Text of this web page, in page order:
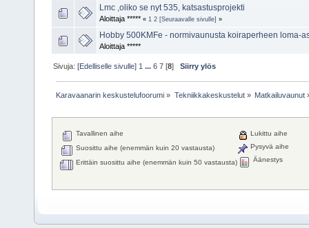
Lmc ,oliko se nyt 535, katsastusprojekti
Aloittaja ***** « 1 2 [Seuraavalle sivulle] »
Hobby 500KMFe - normivaunusta koiraperheen loma-
Aloittaja *****
Sivuja:[Edelliselle sivulle] 1 ...6 7 [8]Siirry ylös
Karavaanarin keskustelufoorumi » Tekniikkakeskustelut» Matkailuvaunut
Tavallinen aihe
Suosittu aihe (enemmän kuin 20 vastausta)
Erittäin suosittu aihe (enemmän kuin 50 vastausta)
Lukittu aihe
Pysyvä aihe
Äänestys